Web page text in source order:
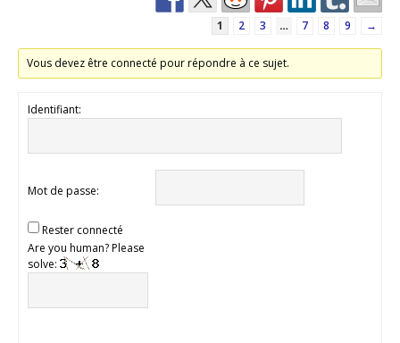
1 2 3 … 7 8 9 →
Vous devez être connecté pour répondre à ce sujet.
Identifiant:
Mot de passe:
Rester connecté
Are you human? Please
solve: